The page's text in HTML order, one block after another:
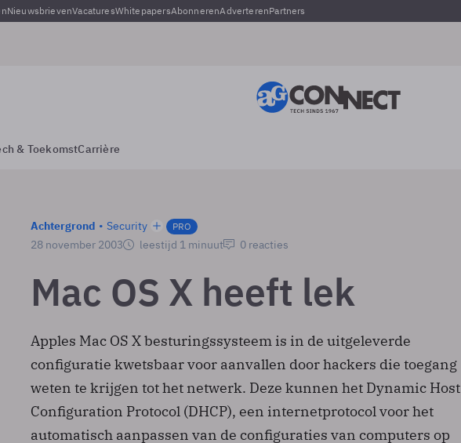
NieuwsbrievenVacaturesWhitepapersAbonnerenAdverterenPartners
& ToekomstCarrière
Achtergrond Security PRO
28 november 2003 leestijd 1 minuut 0 reacties
Mac OS X heeft lek
Apples Mac OS X besturingssysteem is in de uitgeleverde
configuratie kwetsbaar voor aanvallen door hackers die toegang
weten te krijgen tot het netwerk. Deze kunnen het Dynamic Host
Configuration Protocol (DHCP), een internetprotocol voor het
automatisch aanpassen van de configuraties van computers op